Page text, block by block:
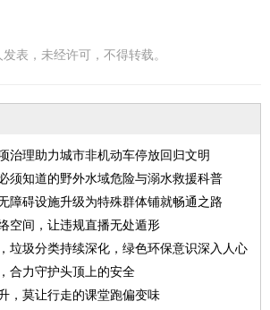
表，未经许可，不得转载。
治理助力城市非机动车停放回归文明
须知道的野外水域危险与溺水救援科普
障碍设施升级为特殊群体铺就畅通之路
空间，让违规直播无处遁形
垃圾分类持续深化，绿色环保意识深入人心
合力守护头顶上的安全
，莫让行走的课堂跑偏变味